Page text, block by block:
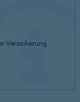
Versicherung